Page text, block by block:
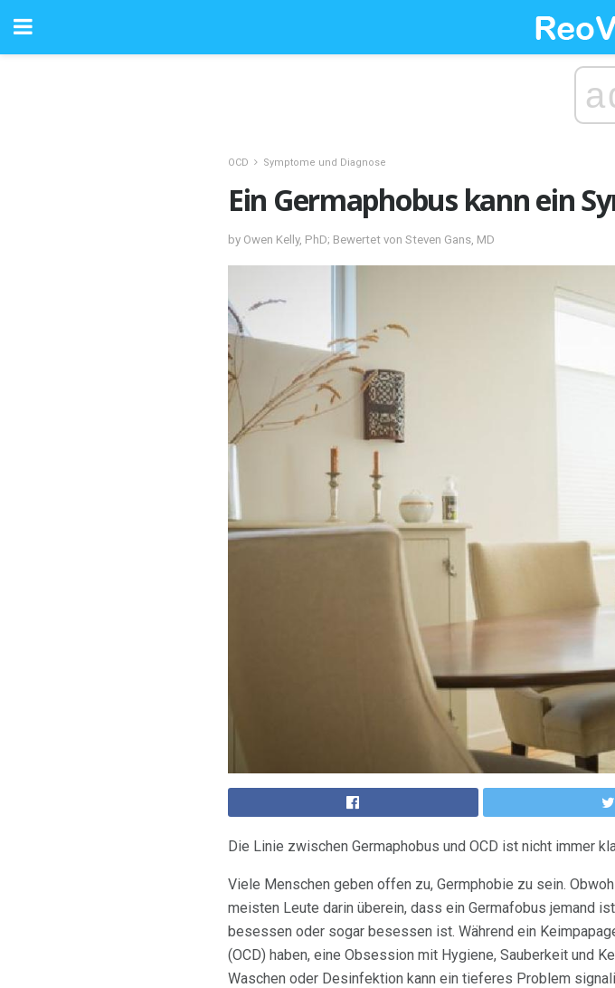
OCD Symptome und Diagnose
Ein Germaphobus kann ein
by Owen Kelly, PhD; Bewertet von Steven Gans, MD
Die Linie zwischen Germaphobus und OCD ist nicht immer
Viele Menschen geben offen zu, Germphobie zu sein.
meisten Leute darin überein, dass ein Germafobus jemand
besessen oder sogar besessen ist. Während ein
(OCD) haben, eine Obsession mit Hygiene, Sauberkeit und
Waschen oder Desinfektion kann ein tieferes Problem